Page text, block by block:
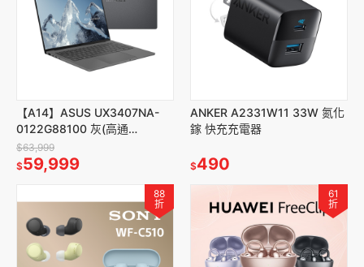
【A14】ASUS UX3407NA-
0122G88100 灰(高通
X2E88100/14/16G/512G/W11
$63,999
$59,999
ANKER A2331W11 33W 氮化
鎵 快充充電器
$490
88
折
61
折